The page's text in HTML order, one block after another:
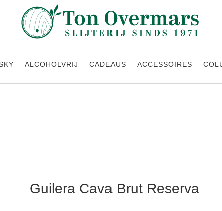
ALCOHOLVRIJ CADEAUS ACCESSOIRES
Guilera Cava Brut Reserva